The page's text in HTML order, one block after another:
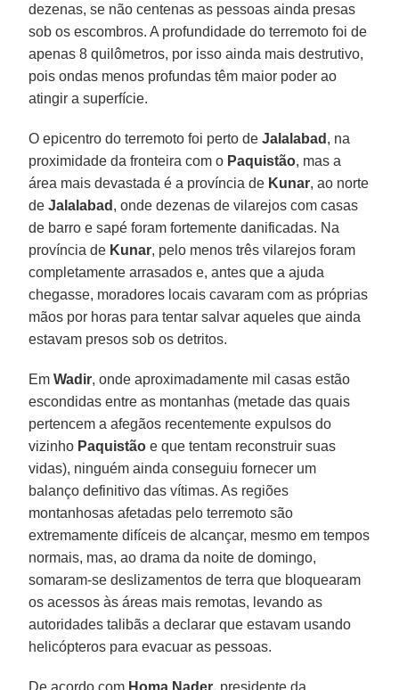
dezenas, se não centenas as pessoas ainda presas
sob os escombros. A profundidade do terremoto foi de
apenas 8 quilômetros, por isso ainda mais destrutivo,
pois ondas menos profundas têm maior poder ao
atingir a superfície.
O epicentro do terremoto foi perto deJalalabad , na
proximidade da fronteira com o Paquistão, mas a
área mais devastada é a província de Kunar, ao norte
deJalalabad , onde dezenas de vilarejos com casas
de barro e sapé foram fortemente danificadas. Na
província de Kunar, pelo menos três vilarejos foram
completamente arrasados e, antes que a ajuda
chegasse, moradores locais cavaram com as próprias
mãos por horas para tentar salvar aqueles que ainda
estavam presos sob os detritos.
EmWadir, onde aproximadamente mil casas estão
escondidas entre as montanhas (metade das quais
pertencem a afegãos recentemente expulsos do
vizinho Paquistão e que tentam reconstruir suas
vidas), ninguém ainda conseguiu fornecer um
balanço definitivo das vítimas. As regiões
montanhosas afetadas pelo terremoto são
extremamente difíceis de alcançar, mesmo em tempos
normais, mas, ao drama da noite de domingo,
somaram-se deslizamentos de terra que bloquearam
os acessos às áreas mais remotas, levando as
autoridades talibãs a declarar que estavam usando
helicópteros para evacuar as pessoas.
De acordo com Homa Nader, presidente da